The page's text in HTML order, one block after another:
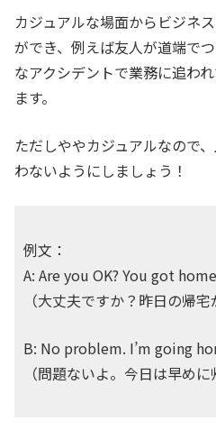
カジュアルな場面からビジネ
ができ、例えば友人が道端で
なアクシデントで業務に追わ
ます。
ただしややカジュアルなので
わないようにしましょう！
例文：
A: Are you OK? You got
（大丈夫ですか？昨日の帰
B: No problem. I’m going
（問題ないよ。今日は早めに